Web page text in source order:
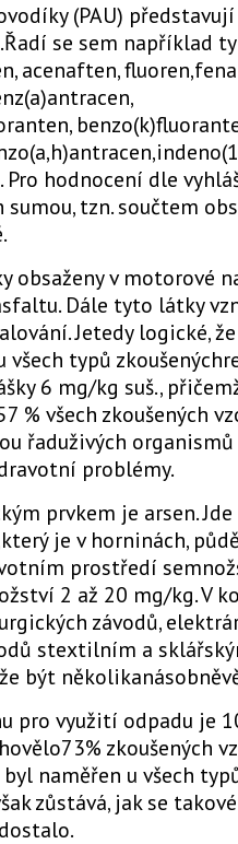
(PAU)
se sem například
acenaften,
Pro hodnocení dle
tzn. součtem
obsaženy v motorové
Dále tyto látky
Jetedy logické,
všech typů
6 mg/kg suš.,
% všech zkoušených
řaduživých
problémy.
prvkem je arsen. Jde
je v horninách,
prostředí
2 až 20 mg/kg. V
závodů,
stextilním a
být
pro využití odpadu je
zkoušených
naměřen u všech
zůstává, jak se